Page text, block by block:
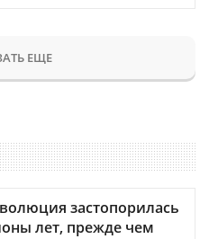
ЕЩЕ
застопорилась
лет, прежде чем